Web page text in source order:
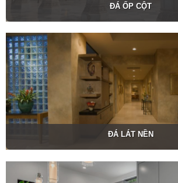
ĐÁ ỐP CỘT
ĐÁ LÁT NỀN